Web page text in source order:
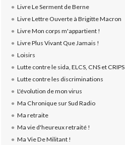
Livre Le Serment de Berne
Livre Lettre Ouverte à Brigitte Macron
Livre Mon corps m'appartient !
Livre Plus Vivant Que Jamais !
Loisirs
Lutte contre le sida, ELCS, CNS et CRIPS
Lutte contre les discriminations
L'évolution de mon virus
Ma Chronique sur Sud Radio
Ma retraite
Ma vie d'heureux retraité !
Ma Vie De Militant !